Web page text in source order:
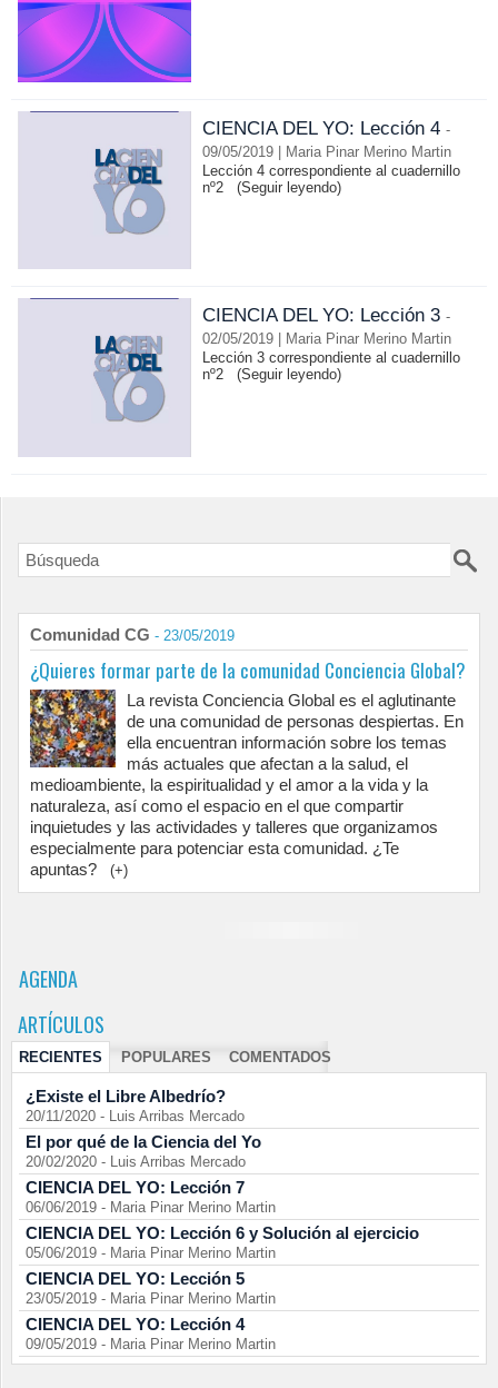
CIENCIA DEL YO: Lección 4 -
09/05/2019 | Maria Pinar Merino Martin
Lección 4 correspondiente al cuadernillo
nº2(Seguir leyendo)
CIENCIA DEL YO: Lección 3 -
02/05/2019 | Maria Pinar Merino Martin
Lección 3 correspondiente al cuadernillo
nº2(Seguir leyendo)
Comunidad CG - 23/05/2019
¿Quieres formar parte de la comunidad Conciencia Global?
La revista Conciencia Global es el aglutinante
de una comunidad de personas despiertas. En
ella encuentran información sobre los temas
más actuales que afectan a la salud, el
medioambiente, la espiritualidad y el amor a la vida y la
naturaleza, así como el espacio en el que compartir
inquietudes y las actividades y talleres que organizamos
especialmente para potenciar esta comunidad. ¿Te
apuntas?
(+)
AGENDA
ARTÍCULOS
RECIENTES POPULARES COMENTADOS
¿Existe el Libre Albedrío?
20/11/2020 - Luis Arribas Mercado
El por qué de la Ciencia del Yo
20/02/2020 - Luis Arribas Mercado
CIENCIA DEL YO: Lección 7
06/06/2019 - Maria Pinar Merino Martin
CIENCIA DEL YO: Lección 6 y Solución al ejercicio
05/06/2019 - Maria Pinar Merino Martin
CIENCIA DEL YO: Lección 5
23/05/2019 - Maria Pinar Merino Martin
CIENCIA DEL YO: Lección 4
09/05/2019 - Maria Pinar Merino Martin